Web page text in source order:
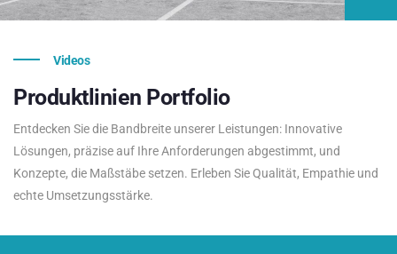
Videos
Produktlinien Portfolio
Entdecken Sie die Bandbreite unserer Leistungen: Innovative
Lösungen, präzise auf Ihre Anforderungen abgestimmt, und
Konzepte, die Maßstäbe setzen. Erleben Sie Qualität, Empathie und
echte Umsetzungsstärke.